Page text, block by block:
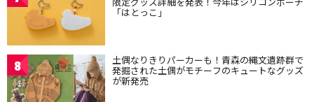
「はとっこ」
8 土偶なりきりパーカーも！青森の縄文遺跡群で
発掘された土偶がモチーフのキュートなグッズ
が新発売